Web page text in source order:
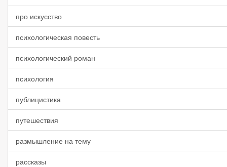
про искусство
психологическая повесть
психологический роман
психология
публицистика
путешествия
размышление на тему
рассказы